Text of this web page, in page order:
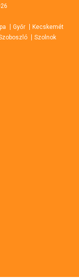
Győr
Kecskemét
Szolnok